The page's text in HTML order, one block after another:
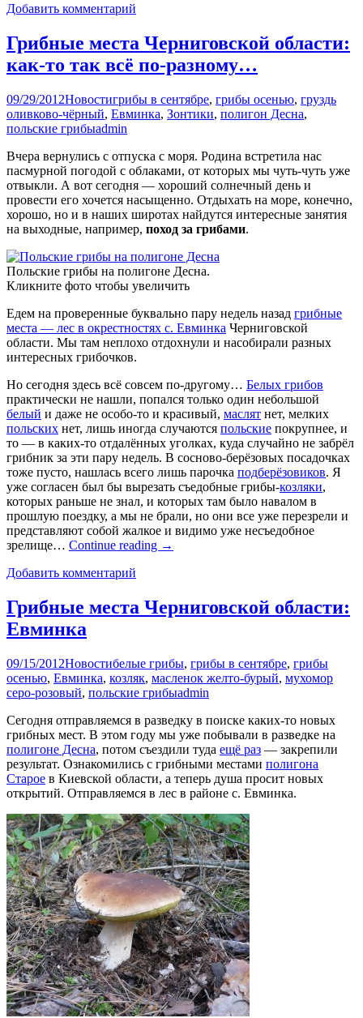
Добавить комментарий
Грибные места Черниговской области:
как-то так всё по-разному…
09/29/2012Новостигрибы в сентябре, грибы осенью, груздь
оливково-чёрный, Евминка, Зонтики, полигон Десна,
польские грибыadmin
Вчера вернулись с отпуска с моря. Родина встретила нас
пасмурной погодой с облаками, от которых мы чуть-чуть уже
отвыкли. А вот сегодня — хороший солнечный день и
провести его хочется насыщенно. Отдыхать на море, конечно,
хорошо, но и в наших широтах найдутся интересные занятия
на выходные, например, поход за грибами.
Польские грибы на полигоне Десна.
Кликните фото чтобы увеличить
Едем на проверенные буквально пару недель назад грибные
места — лес в окрестностях с. Евминка Черниговской
области. Мы там неплохо отдохнули и насобирали разных
интересных грибочков.
Но сегодня здесь всё совсем по-другому… Белых грибов
практически не нашли, попался только один небольшой
белый и даже не особо-то и красивый, маслят нет, мелких
польских нет, лишь иногда случаются польские покрупнее, и
то — в каких-то отдалённых уголках, куда случайно не забрёл
грибник за эти пару недель. В сосново-берёзовых посадочках
тоже пусто, нашлась всего лишь парочка подберёзовиков. Я
уже согласен был бы вырезать съедобные грибы-козляки,
которых раньше не знал, и которых там было навалом в
прошлую поездку, а мы не брали, но они все уже перезрели и
представляют собой жалкое и видимо уже несъедобное
зрелище… Continue reading →
Добавить комментарий
Грибные места Черниговской области:
Евминка
09/15/2012Новостибелые грибы, грибы в сентябре, грибы
осенью, Евминка, козляк, масленок желто-бурый, мухомор
серо-розовый, польские грибыadmin
Сегодня отправляемся в разведку в поиске каких-то новых
грибных мест. В этом году мы уже побывали в разведке на
полигоне Десна, потом съездили туда ещё раз — закрепили
результат. Ознакомились с грибными местами полигона
Старое в Киевской области, а теперь душа просит новых
открытий. Отправляемся в лес в районе с. Евминка.